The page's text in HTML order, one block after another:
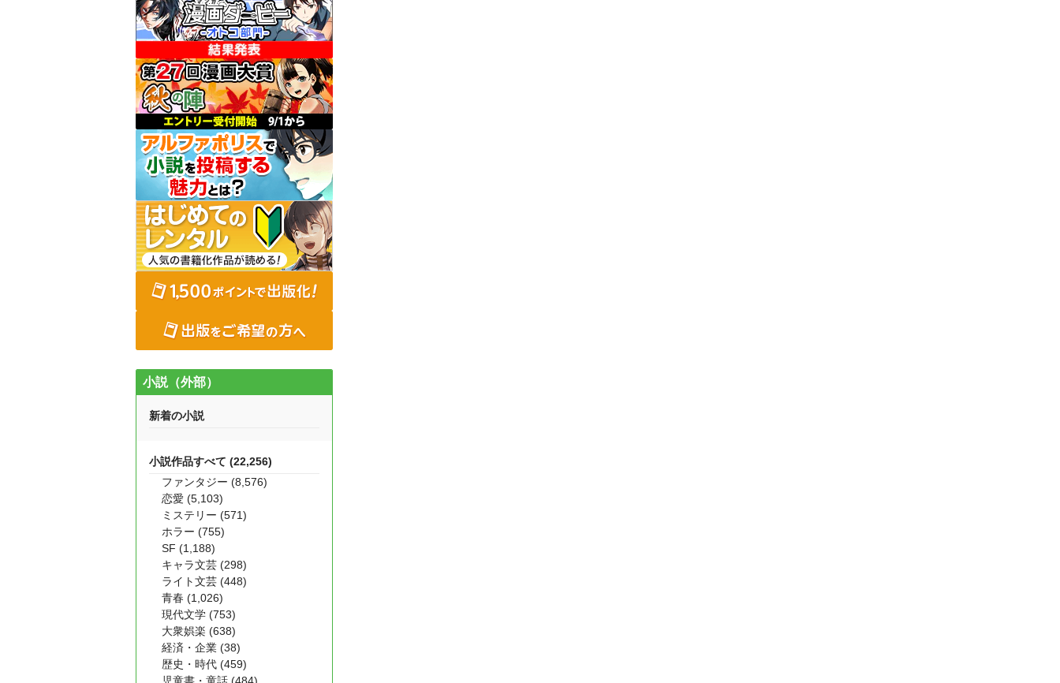
小説（外部）
新着の小説
小説作品すべて (22,256)
ファンタジー (8,576)
恋愛 (5,103)
ミステリー (571)
ホラー (755)
SF (1,188)
キャラ文芸 (298)
ライト文芸 (448)
青春 (1,026)
現代文学 (753)
大衆娯楽 (638)
経済・企業 (38)
歴史・時代 (459)